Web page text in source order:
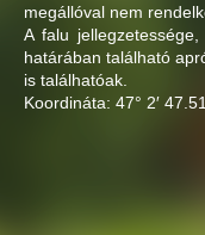
megállóval nem
A falu
határában található
is találhatóak.
Koordináta: 47° 2′